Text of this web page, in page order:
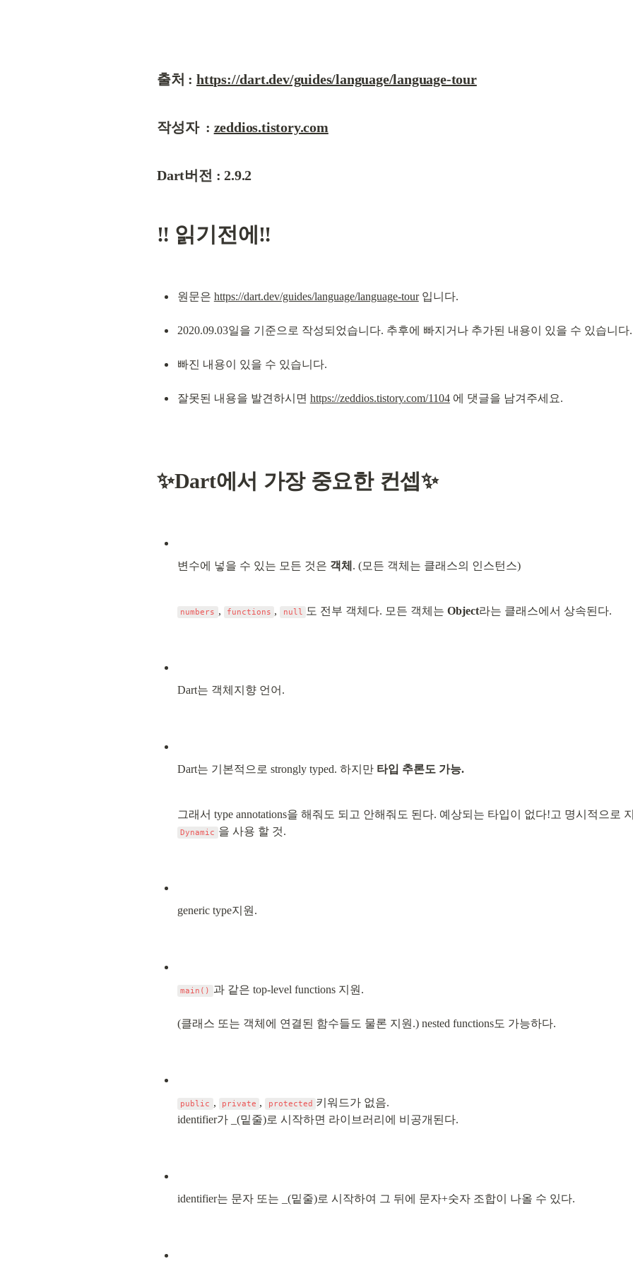
출처 : https://dart.dev/guides/language/language-tour
작성자  : zeddios.tistory.com
Dart버전 : 2.9.2
‼️ 읽기전에‼️
원문은 https://dart.dev/guides/language/language-tour 입니다.
2020.09.03일을 기준으로 작성되었습니다. 추후에 빠지거나 추가된 내용이 있을 수 있습니다.
빠진 내용이 있을 수 있습니다.
잘못된 내용을 발견하시면 https://zeddios.tistory.com/1104 에 댓글을 남겨주세요.
✨Dart에서 가장 중요한 컨셉✨
변수에 넣을 수 있는 모든 것은 객체 . (모든 객체는 클래스의 인스턴스)
numbers , functions , null 도 전부 객체다. 모든 객체는 Object라는 클래스에서 상속된다.
Dart는 객체지향 언어.
Dart는 기본적으로 strongly typed. 하지만 타입 추론도 가능.
Dynamic 을 사용 할 것.
generic type지원.
main() 과 같은 top-level functions 지원.
(클래스 또는 객체에 연결된 함수들도 물론 지원.) nested functions도 가능하다.
public , private , protected 키워드가 없음.
identifier가 _(밑줄)로 시작하면 라이브러리에 비공개된다.
identifier는 문자 또는 _(밑줄)로 시작하여 그 뒤에 문자+숫자 조합이 나올 수 있다.